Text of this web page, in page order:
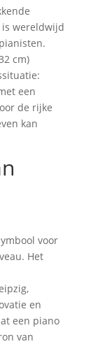
wereldwijd
cm)
een
de rijke
kan
voor
Het
en
een piano
van